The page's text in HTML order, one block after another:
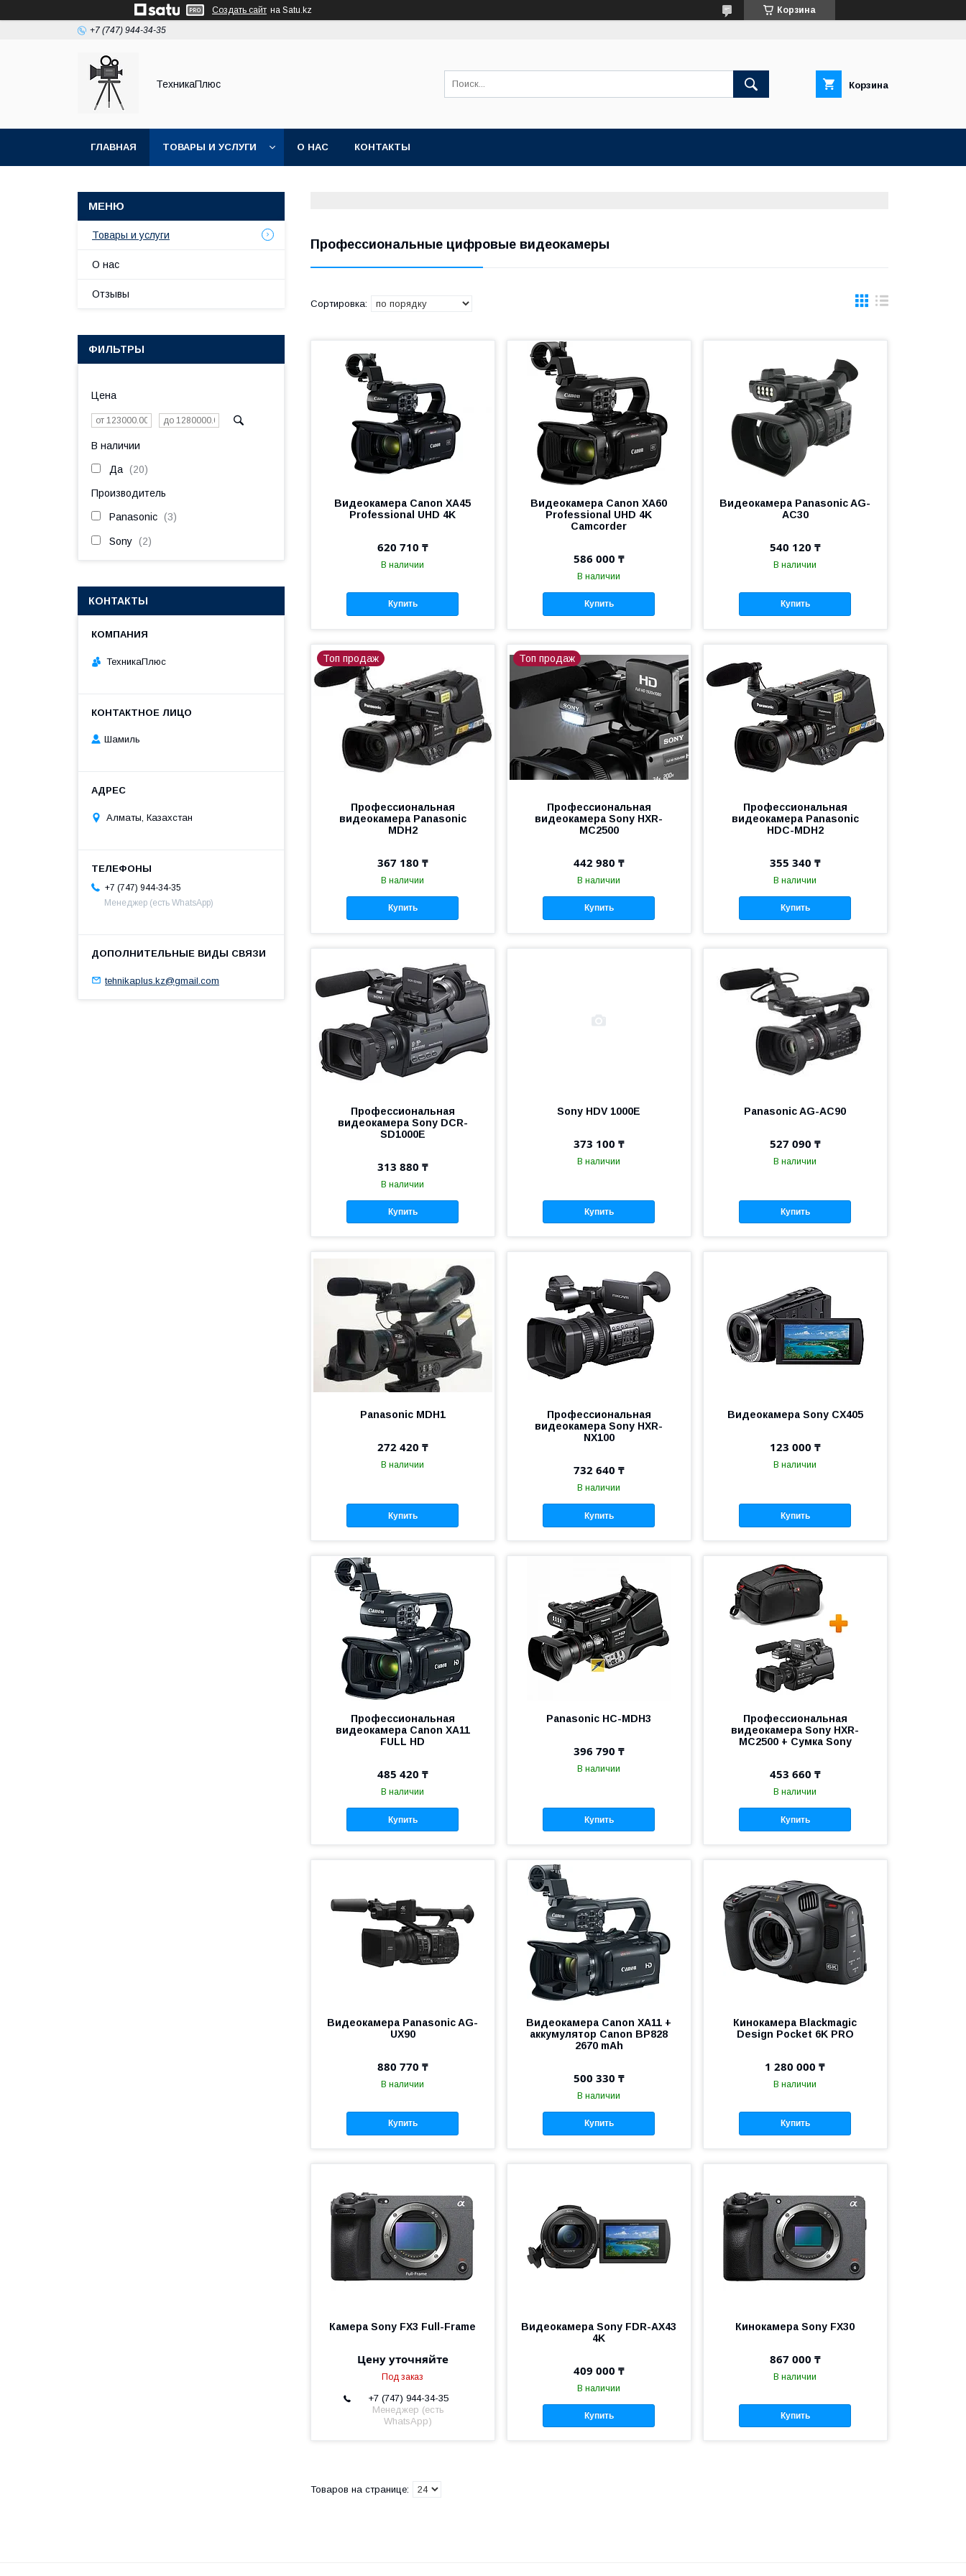
Создать сайт на Satu.kz Корзина
+7 (747) 944-34-35
ТехникаПлюс Корзина
ГЛАВНАЯ ТОВАРЫ И УСЛУГИ О НАС КОНТАКТЫ
Профессиональные цифровые видеокамеры
Видеокамера Canon XA45
Professional UHD 4K
620 710 ₸
В наличии
Купить
Видеокамера Canon XA60
Professional UHD 4K
Camcorder
586 000 ₸
В наличии
Купить
Видеокамера Panasonic AG-
AC30
540 120 ₸
В наличии
Купить
Топ продаж
Профессиональная
видеокамера Panasonic
MDH2
367 180 ₸
В наличии
Купить
Топ продаж
Профессиональная
видеокамера Sony HXR-
MC2500
442 980 ₸
В наличии
Купить
Профессиональная
видеокамера Panasonic
HDC-MDH2
355 340 ₸
В наличии
Купить
Профессиональная
видеокамера Sony DCR-
SD1000E
313 880 ₸
В наличии
Купить
Sony HDV 1000E
373 100 ₸
В наличии
Купить
Panasonic AG-AC90
527 090 ₸
В наличии
Купить
Panasonic MDH1
272 420 ₸
В наличии
Купить
Профессиональная
видеокамера Sony HXR-
NX100
732 640 ₸
В наличии
Купить
Видеокамера Sony CX405
123 000 ₸
В наличии
Купить
Профессиональная
видеокамера Canon XA11
FULL HD
485 420 ₸
В наличии
Купить
Panasonic HC-MDH3
396 790 ₸
В наличии
Купить
Профессиональная
видеокамера Sony HXR-
MC2500 + Сумка Sony
453 660 ₸
В наличии
Купить
Видеокамера Panasonic AG-
UX90
880 770 ₸
В наличии
Купить
Видеокамера Canon XA11 +
аккумулятор Canon BP828
2670 mAh
500 330 ₸
В наличии
Купить
Кинокамера Blackmagic
Design Pocket 6K PRO
1 280 000 ₸
В наличии
Купить
Камера Sony FX3 Full-Frame
Цену уточняйте
Под заказ
+7 (747) 944-34-35
Менеджер (есть
WhatsApp)
Видеокамера Sony FDR-AX43
4K
409 000 ₸
В наличии
Купить
Кинокамера Sony FX30
867 000 ₸
В наличии
Купить
Товары и услуги
О нас
Отзывы
ФИЛЬТРЫ
Цена
В наличии
Да 20
Производитель
Panasonic 3
Sony 2
КОНТАКТЫ
ТехникаПлюс
Шамиль
Алматы, Казахстан
+7 (747) 944-34-35
Менеджер (есть WhatsApp)
tehnikaplus.kz@gmail.com